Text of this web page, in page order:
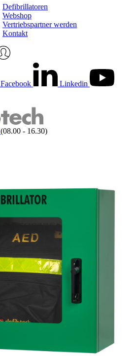
Defibrillatoren
Webshop
Vertriebspartner werden
Kontakt
Facebook
Linkedin
(08.00 - 16.30)